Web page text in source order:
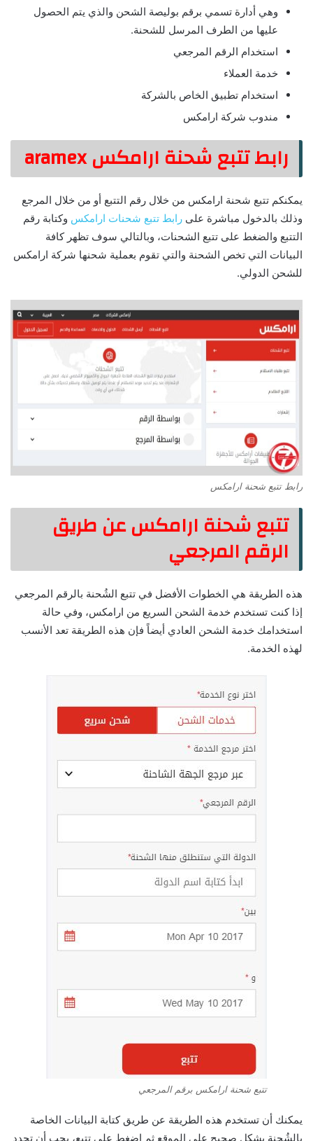
وهي أدارة تسمي برقم بوليصة الشحن والذي يتم الحصول
عليها من الطرف المرسل للشحنة.
استخدام الرقم المرجعي
خدمة العملاء
استخدام تطبيق الخاص بالشركة
مندوب شركة ارامكس
رابط تتبع شحنة ارامكس aramex
يمكنكم تتبع شحنة ارامكس من خلال رقم التتبع أو من خلال المرجع
وذلك بالدخول مباشرة على رابط تتبع شحنات ارامكس وكتابة رقم
التتبع والضغط على تتبع الشحنات، وبالتالي سوف تظهر كافة
البيانات التي تخص الشحنة والتي تقوم بعملية شحنها شركة ارامكس
للشحن الدولي.
رابط تتبع شحنة ارامكس
تتبع شحنة ارامكس عن طريق
الرقم المرجعي
هذه الطريقة هي الخطوات الأفضل في تتبع الشُحنة بالرقم المرجعي
إذا كنت تستخدم خدمة الشحن السريع من ارامكس، وفي حالة
استخدامك خدمة الشحن العادي أيضاً فإن هذه الطريقة تعد الأنسب
لهذه الخدمة.
تتبع شحنة ارامكس برقم المرجعي
يمكنك أن تستخدم هذه الطريقة عن طريق كتابة البيانات الخاصة
بالشُحنة بشكل صحيح على الموقع ثم اضغط على تتبع، يجب أن تحدد